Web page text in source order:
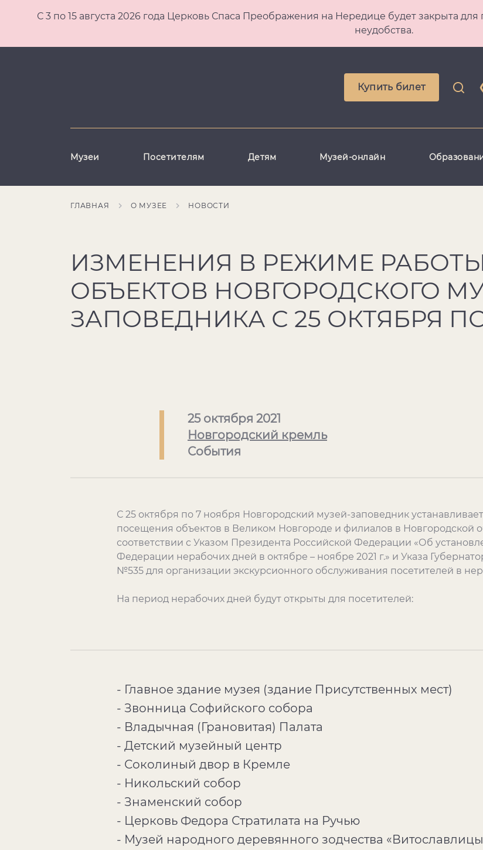
С 3 по 15 августа 2026 года Церковь Спаса Преображения на Нередице будет закрыта
неудобства.
Купить билет
Музеи Посетителям Детям Музей-онлайн
ГЛАВНАЯ О МУЗЕЕ НОВОСТИ
ИЗМЕНЕНИЯ В РЕЖИМЕ
ОБЪЕКТОВ НОВГОРОДСКОГО
ЗАПОВЕДНИКА С 25 ОКТЯБРЯ
25 октября 2021
Новгородский кремль
События
С 25 октября по 7 ноября Новгородский музей-заповедник
посещения объектов в Великом Новгороде и филиалов в Новгородской
соответствии с Указом Президента Российской Федерации «Об
Федерации нерабочих дней в октябре – ноябре 2021 г.» и Указа
№535 для организации экскурсионного обслуживания посетителей в
На период нерабочих дней будут открыты для посетителей:
- Главное здание музея (здание Присутственных мест)
- Звонница Софийского собора
- Владычная (Грановитая) Палата
- Детский музейный центр
- Соколиный двор в Кремле
- Никольский собор
- Знаменский собор
- Церковь Федора Стратилата на Ручью
- Музей народного деревянного зодчества